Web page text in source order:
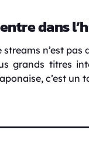
dans
n’est pas
grands titres
c’est un